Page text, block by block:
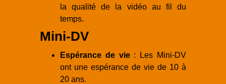
la qualité de la vidéo au fil du
temps.
Mini-DV
Espérance de vie: Les Mini-DV
ont une espérance de vie de 10 à
20 ans.